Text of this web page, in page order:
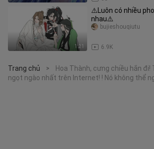
1:21
⚠️Luôn có nhiều
nhau⚠️
6.9K
bujieshouqiutu
Trang chủ >
Hoa Thành, cưng chiều hắn
ngọt ngào nhất trên Internet! ! Nó không thể